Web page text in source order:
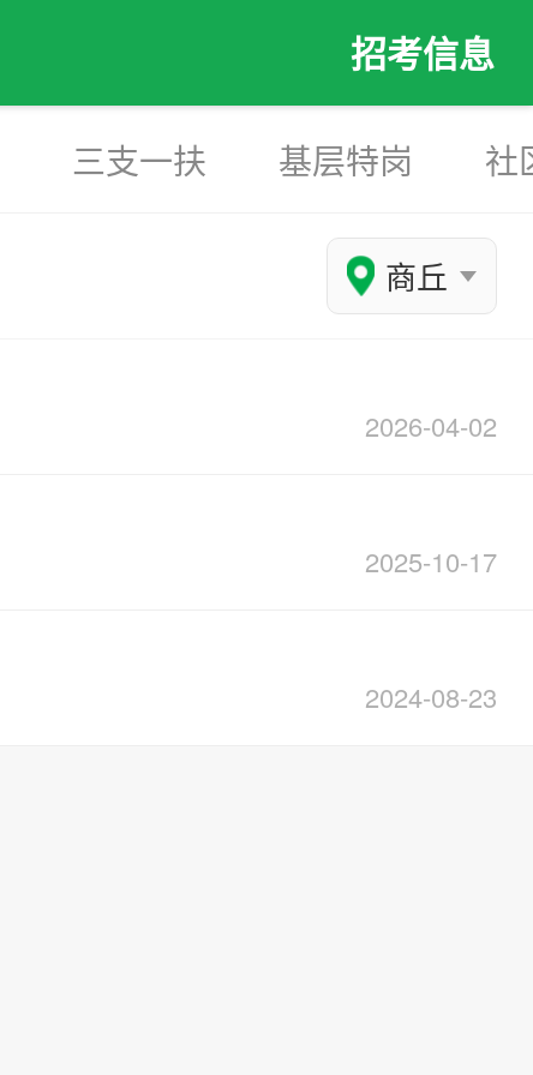
招考信息
三支一扶 基层特岗 社
商丘
2026-04-02
2025-10-17
2024-08-23